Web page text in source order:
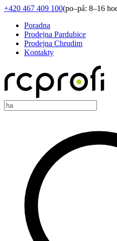
+420 467 409 100(po–pá: 8–16
Poradna
Prodejna Pardubice
Prodejna Chrudim
Kontakty